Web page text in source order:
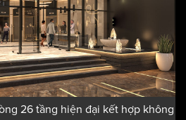
26 tầng hiện đại kết hợp không